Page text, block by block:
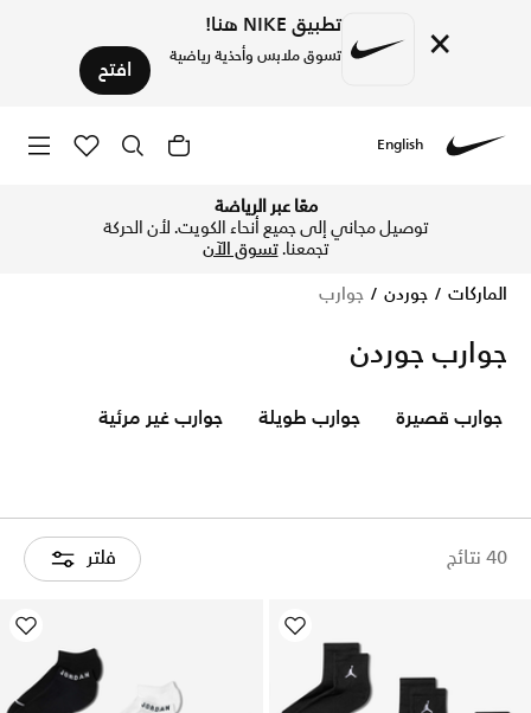
× تطبيق NIKE هنا!
تسوق ملابس وأحذية رياضية افتح
English
معًا عبر الرياضة
توصيل مجاني إلى جميع أنحاء الكويت. لأن الحركة
تجمعنا.تسوق الآن
الماركات
جوردن جوارب
جوارب جوردن
40 نتائج فلتر
جوارب قصيرة جوارب طويلة جوارب غير مرئية